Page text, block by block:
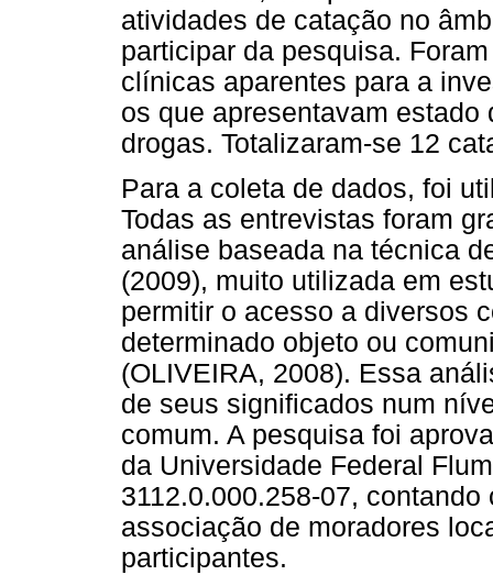
atividades de catação no
participar da pesquisa.
clínicas aparentes para a
os que apresentavam
drogas. Totalizaram-se 12
Para a coleta de dados, foi
Todas as entrevistas foram
análise baseada na técnica
(2009), muito utilizada em
permitir o acesso a diversos
determinado objeto ou
(OLIVEIRA, 2008). Essa
de seus significados num
comum. A pesquisa foi
da Universidade Federal
3112.0.000.258-07,
associação de moradores
participantes.